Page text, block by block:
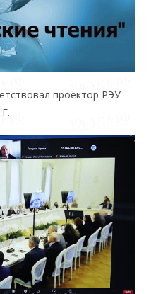
проектор РЭУ